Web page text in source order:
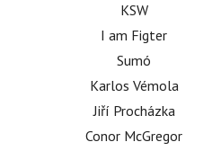
KSW
I am Figter
Sumó
Karlos Vémola
Jiří Procházka
Conor McGregor